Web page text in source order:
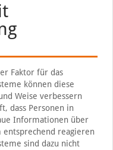
Faktor für das
können diese
Weise verbessern
dass Personen in
Informationen über
reagieren
sind dazu nicht